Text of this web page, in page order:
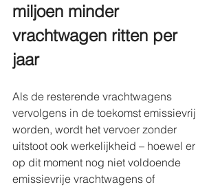
miljoen minder
vrachtwagen ritten per
jaar
Als de resterende vrachtwagens
vervolgens in de toekomst emissievrij
worden, wordt het vervoer zonder
uitstoot ook werkelijkheid – hoewel er
op dit moment nog niet voldoende
emissievrije vrachtwagens of